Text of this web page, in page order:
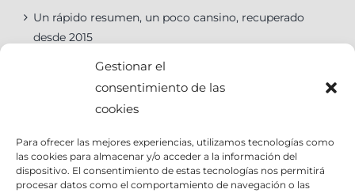
Gestionar el
consentimiento de las
cookies
Para ofrecer las mejores experiencias, utilizamos tecnologías como
las cookies para almacenar y/o acceder a la información del
dispositivo. El consentimiento de estas tecnologías nos permitirá
procesar datos como el comportamiento de navegación o las
Un rápido resumen, un poco cansino, recuperado
desde 2015
Categorías
Categorías